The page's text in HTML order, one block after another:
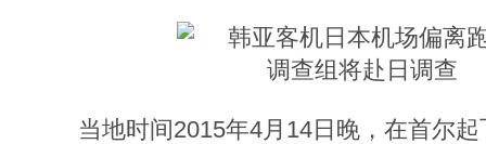
当地时间2015年4月14日晚，在首尔起